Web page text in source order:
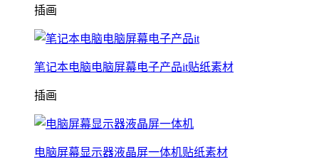
插画
笔记本电脑电脑屏幕电子产品it贴纸素材
插画
电脑屏幕显示器液晶屏一体机贴纸素材